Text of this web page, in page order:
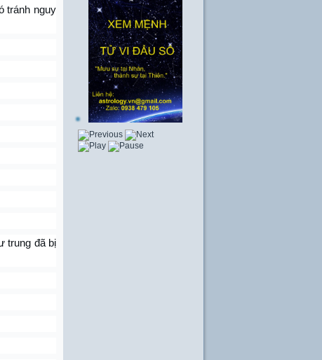
tránh nguy
trung đã bị